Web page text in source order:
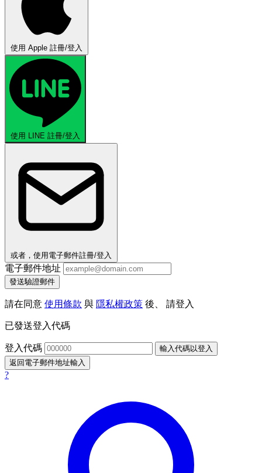
使用 Apple 註冊/登入
使用 LINE 註冊/登入
或者，使用電子郵件註冊/登入
電子郵件地址
發送驗證郵件
請在同意 使用條款 與 隱私權政策 後、 請登入
已發送登入代碼
登入代碼
輸入代碼以登入
返回電子郵件地址輸入
?